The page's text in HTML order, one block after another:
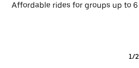
Affordable rides for groups up to 6
1/2